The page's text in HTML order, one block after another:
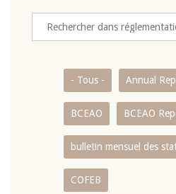
- Tous - Annual
BCEAO BCEAO
bulletin mensuel des
COFEB